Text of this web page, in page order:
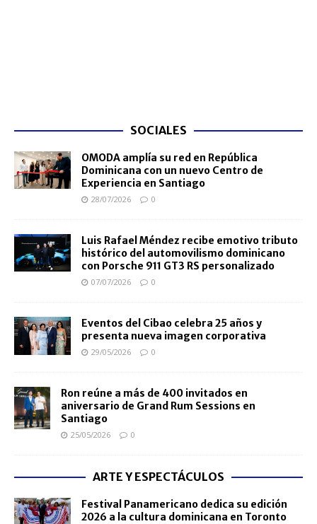
SOCIALES
OMODA amplía su red en República
Dominicana con un nuevo Centro de
Experiencia en Santiago
28/07/2026 0
Luis Rafael Méndez recibe emotivo tributo
histórico del automovilismo dominicano
con Porsche 911 GT3 RS personalizado
07/07/2026 0
Eventos del Cibao celebra 25 años y
presenta nueva imagen corporativa
29/05/2026 0
Ron reúne a más de 400 invitados en
aniversario de Grand Rum Sessions en
Santiago
25/05/2026 0
ARTE Y ESPECTÁCULOS
Festival Panamericano dedica su edición
2026 a la cultura dominicana en Toronto